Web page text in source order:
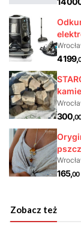
Zobacz też